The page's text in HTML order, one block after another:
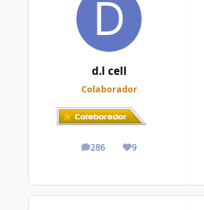
d.l cell
Colaborador
286
posts 9
Reputação